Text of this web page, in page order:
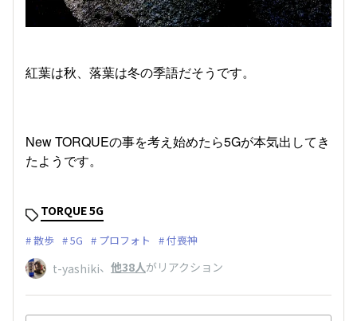
紅葉は秋、落葉は冬の季語だそうです。
New TORQUEの事を考え始めたら5Gが本気出してき
たようです。
TORQUE 5G
散歩 5G プロフォト 付喪神
t-yashiki、 他38人がリアクション